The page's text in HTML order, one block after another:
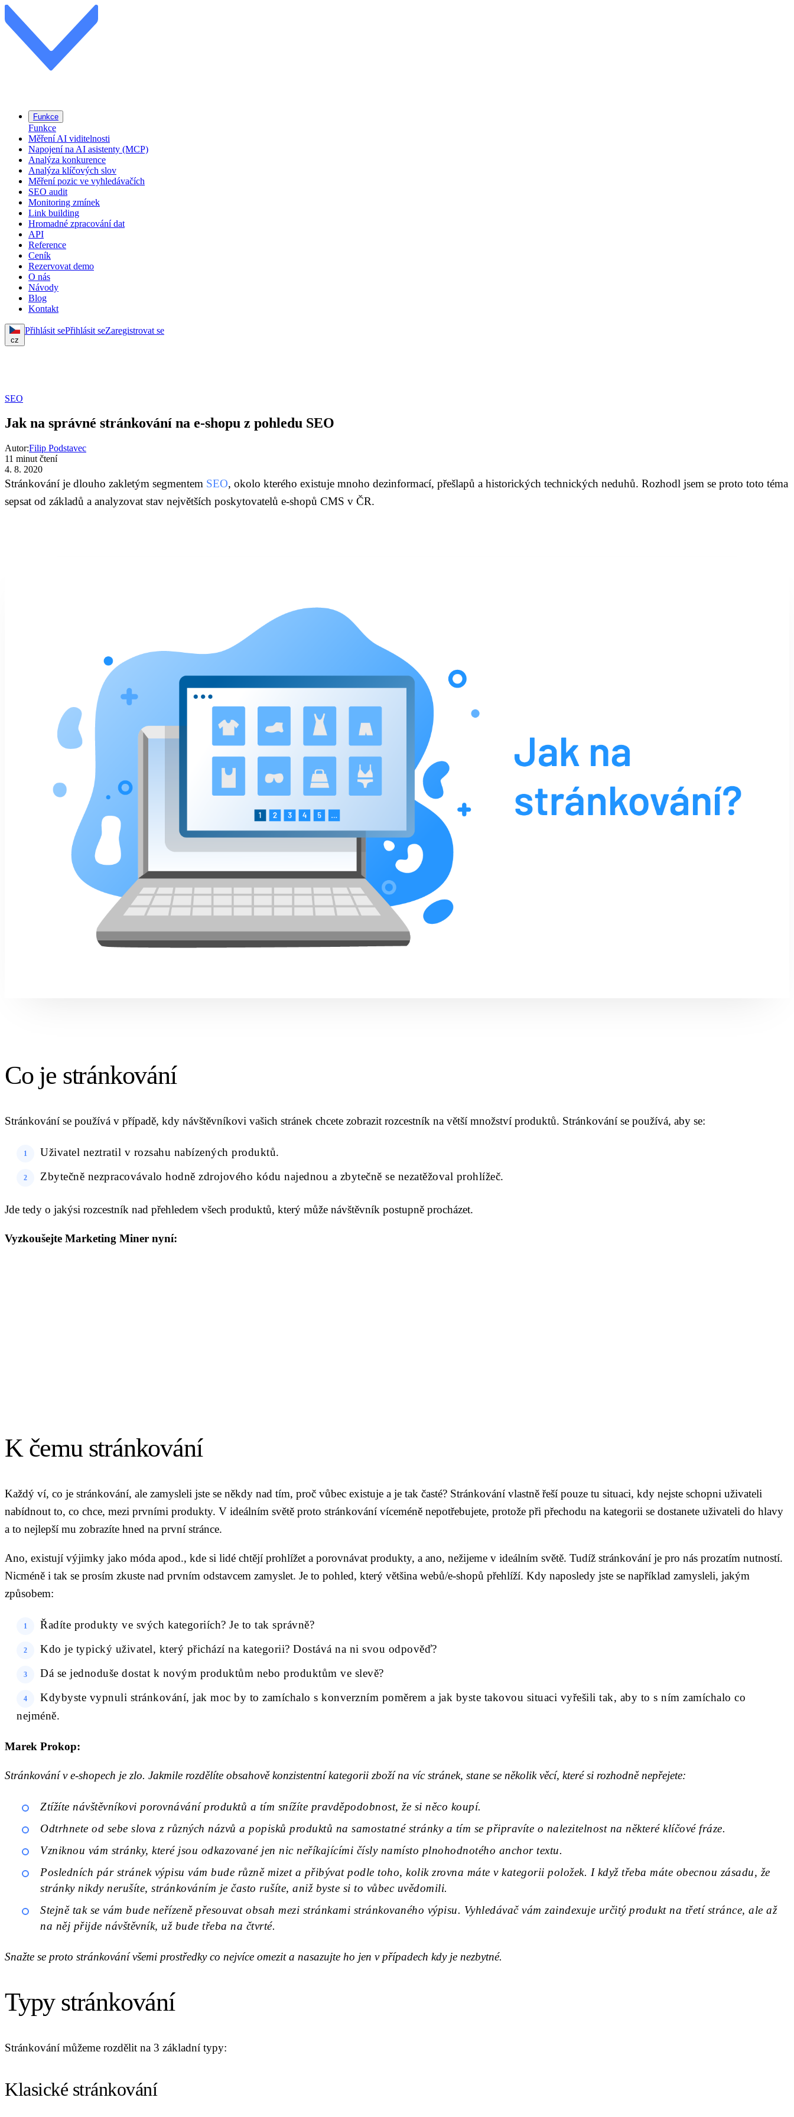
Funkce
Funkce
Měření AI viditelnosti
Napojení na AI asistenty (MCP)
Analýza konkurence
Analýza klíčových slov
Měření pozic ve vyhledávačích
SEO audit
Monitoring zmínek
Link building
Hromadné zpracování dat
API
Reference
Ceník
Rezervovat demo
O nás
Návody
Blog
Kontakt
cz
Přihlásit sePřihlásit seZaregistrovat se
SEO
Jak na správné stránkování na e-shopu z pohledu SEO
Autor:Filip Podstavec
11 minut čtení
4. 8. 2020
Stránkování je dlouho zakletým segmentem SEO, okolo kterého existuje mnoho dezinformací, přešlapů a historických technických neduhů. Rozhodl jsem se proto toto téma
sepsat od základů a analyzovat stav největších poskytovatelů e-shopů CMS v ČR.
Co je stránkování
Stránkování se používá v případě, kdy návštěvníkovi vašich stránek chcete zobrazit rozcestník na větší množství produktů. Stránkování se používá, aby se:
Uživatel neztratil v rozsahu nabízených produktů.
Zbytečně nezpracovávalo hodně zdrojového kódu najednou a zbytečně se nezatěžoval prohlížeč.
Jde tedy o jakýsi rozcestník nad přehledem všech produktů, který může návštěvník postupně procházet.
Vyzkoušejte Marketing Miner nyní:
K čemu stránkování
Každý ví, co je stránkování, ale zamysleli jste se někdy nad tím, proč vůbec existuje a je tak časté? Stránkování vlastně řeší pouze tu situaci, kdy nejste schopni uživateli
nabídnout to, co chce, mezi prvními produkty. V ideálním světě proto stránkování víceméně nepotřebujete, protože při přechodu na kategorii se dostanete uživateli do hlavy
a to nejlepší mu zobrazíte hned na první stránce.
Ano, existují výjimky jako móda apod., kde si lidé chtějí prohlížet a porovnávat produkty, a ano, nežijeme v ideálním světě. Tudíž stránkování je pro nás prozatím nutností.
Nicméně i tak se prosím zkuste nad prvním odstavcem zamyslet. Je to pohled, který většina webů/e-shopů přehlíží. Kdy naposledy jste se například zamysleli, jakým
způsobem:
Řadíte produkty ve svých kategoriích? Je to tak správně?
Kdo je typický uživatel, který přichází na kategorii? Dostává na ni svou odpověď?
Dá se jednoduše dostat k novým produktům nebo produktům ve slevě?
Kdybyste vypnuli stránkování, jak moc by to zamíchalo s konverzním poměrem a jak byste takovou situaci vyřešili tak, aby to s ním zamíchalo co
nejméně.
Marek Prokop:
Stránkování v e-shopech je zlo. Jakmile rozdělíte obsahově konzistentní kategorii zboží na víc stránek, stane se několik věcí, které si rozhodně nepřejete:
Ztížíte návštěvníkovi porovnávání produktů a tím snížíte pravděpodobnost, že si něco koupí.
Odtrhnete od sebe slova z různých názvů a popisků produktů na samostatné stránky a tím se připravíte o nalezitelnost na některé klíčové fráze.
Vzniknou vám stránky, které jsou odkazované jen nic neříkajícími čísly namísto plnohodnotého anchor textu.
Posledních pár stránek výpisu vám bude různě mizet a přibývat podle toho, kolik zrovna máte v kategorii položek. I když třeba máte obecnou zásadu, že
stránky nikdy nerušíte, stránkováním je často rušíte, aniž byste si to vůbec uvědomili.
Stejně tak se vám bude neřízeně přesouvat obsah mezi stránkami stránkovaného výpisu. Vyhledávač vám zaindexuje určitý produkt na třetí stránce, ale až
na něj přijde návštěvník, už bude třeba na čtvrté.
Snažte se proto stránkování všemi prostředky co nejvíce omezit a nasazujte ho jen v případech kdy je nezbytné.
Typy stránkování
Stránkování můžeme rozdělit na 3 základní typy:
Klasické stránkování